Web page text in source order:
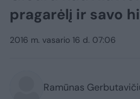
pragarėlį ir savo
2016 m. vasario 16 d. 07:06
Ramūnas